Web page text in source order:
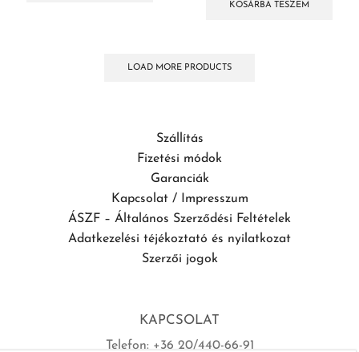
KOSÁRBA TESZEM
LOAD MORE PRODUCTS
Szállítás
Fizetési módok
Garanciák
Kapcsolat / Impresszum
ÁSZF – Általános Szerződési Feltételek
Adatkezelési téjékoztató és nyilatkozat
Szerzői jogok
KAPCSOLAT
Telefon: +36 20/440-66-91